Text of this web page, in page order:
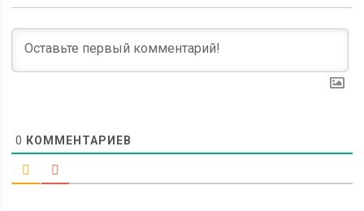
0 КОММЕНТАРИЕВ